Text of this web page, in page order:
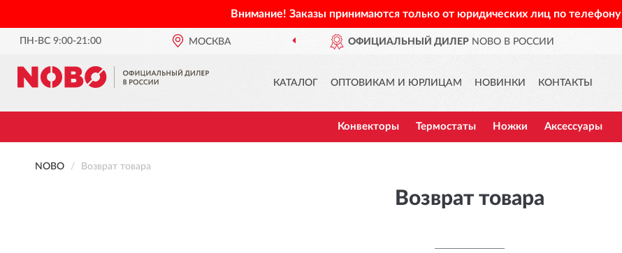
Внимание! Заказы принимаются только от юридических лиц по телефону
ПН-ВС 9:00-21:00 МОСКВА
ОФИЦИАЛЬНЫЙ ДИЛЕР NOBO В РОССИИ
КАТАЛОГ ОПТОВИКАМ И ЮРЛИЦАМ НОВИНКИ КОНТАКТЫ
Конвекторы Термостаты Ножки Аксессуары
NOBO Возврат товара
Возврат товара